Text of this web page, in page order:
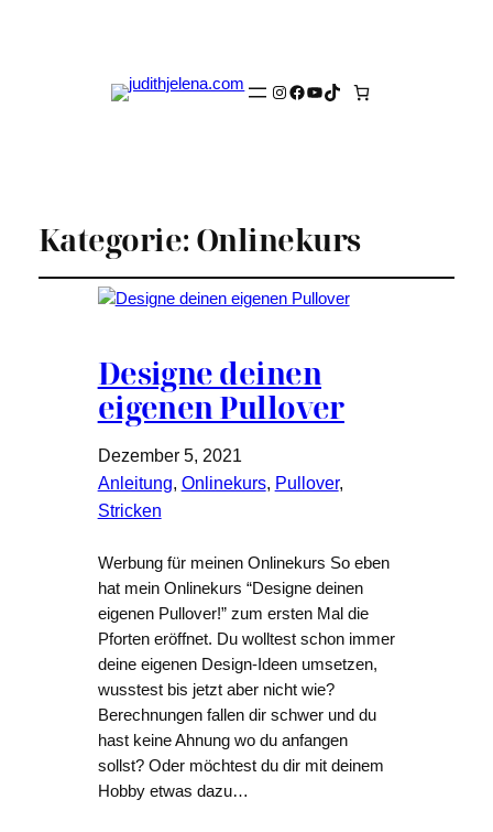
Instagram
Facebook
YouTube
TikTok
Kategorie: Onlinekurs
Designe deinen
eigenen Pullover
Dezember 5, 2021
Anleitung, Onlinekurs, Pullover
Stricken
Werbung für meinen Onlinekurs So eben
hat mein Onlinekurs “Designe deinen
eigenen Pullover!” zum ersten Mal die
Pforten eröffnet. Du wolltest schon immer
deine eigenen Design-Ideen umsetzen,
wusstest bis jetzt aber nicht wie?
Berechnungen fallen dir schwer und du
hast keine Ahnung wo du anfangen
sollst? Oder möchtest du dir mit deinem
Hobby etwas dazu…